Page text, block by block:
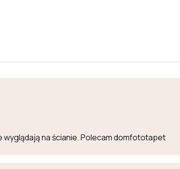
na ścianie. Polecam domfototapet